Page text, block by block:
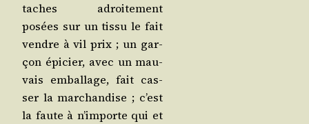
taches adroi­te­ment
posées sur un tis­su le fait
vendre à vil prix ; un gar­
çon épi­cier, avec un mau­
vais embal­lage, fait cas­
ser la mar­chan­dise ; c’est
la faute à n’importe qui et